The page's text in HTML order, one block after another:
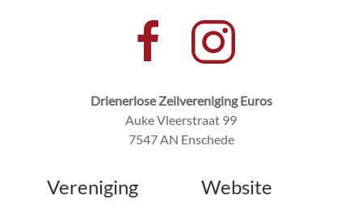
Drienerlose Zeilvereniging Euros
Auke Vleerstraat 99
7547 AN Enschede
Vereniging Website